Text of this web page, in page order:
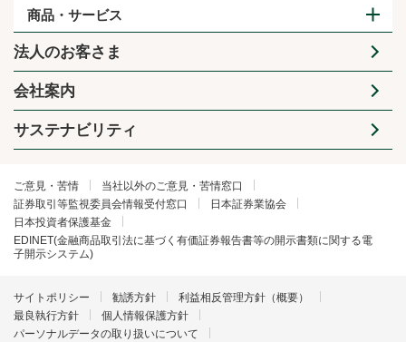
商品・サービス
法人のお客さま
会社案内
サステナビリティ
ご意見・苦情
当社以外のご意見・苦情窓口
証券取引等監視委員会情報受付窓口
日本証券業協会
日本投資者保護基金
EDINET(金融商品取引法に基づく有価証券報告書等の開示書類に関する電
子開示システム)
サイトポリシー 勧誘方針
利益相反管理方針（概要）
最良執行方針
個人情報保護方針
パーソナルデータの取り扱いについて